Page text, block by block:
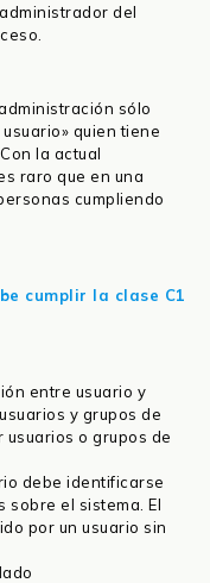
del
sólo
quien tiene
la actual
raro que en una
cumpliendo
cumplir la clase C1
entre usuario y
y grupos de
o grupos de
debe identificarse
sobre el sistema. El
por un usuario sin